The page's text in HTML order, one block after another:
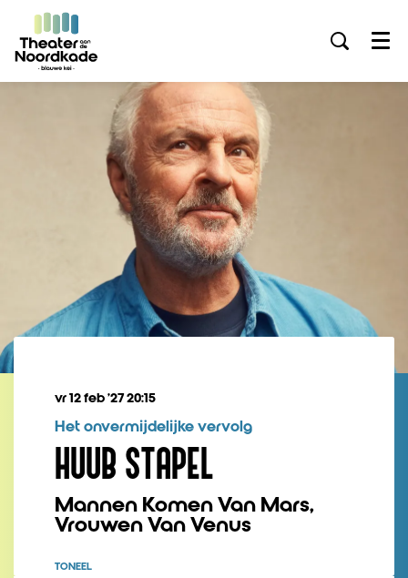
Menu
HUUB STAPEL
Mannen Komen Van Mars,
Vrouwen Van Venus
Het onvermijdelijke vervolg
vr 12 feb ’2720:15
TONEEL